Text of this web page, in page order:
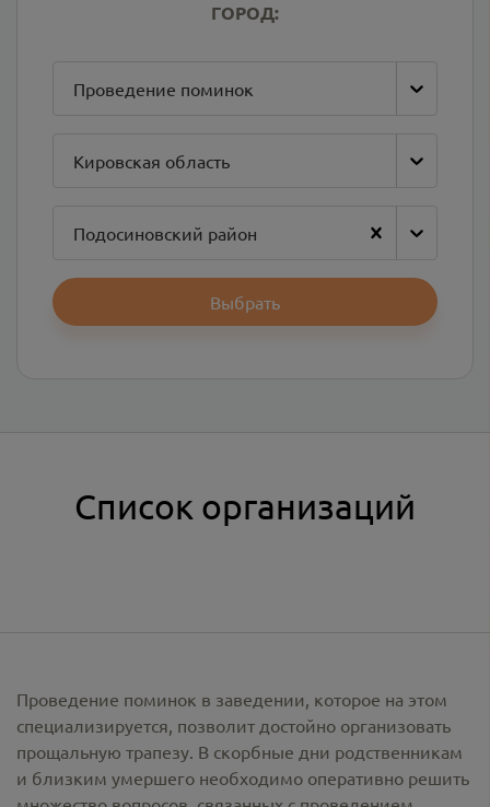
ГОРОД:
Проведение поминок
Кировская область
Подосиновский район
Выбрать
Список организаций
Проведение поминок в заведении, которое на этом
специализируется, позволит достойно организовать
прощальную трапезу. В скорбные дни родственникам
и близким умершего необходимо оперативно решить